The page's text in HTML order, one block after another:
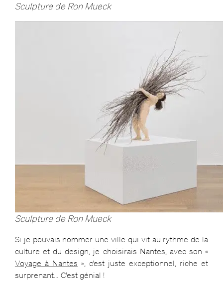
Sculpture de Ron Mueck
Sculpture de Ron Mueck
Si je pouvais nommer une ville qui vit au rythme de la
culture et du design, je choisirais Nantes, avec son «
Voyage à Nantes », c’est juste exceptionnel, riche et
surprenant… C’est génial !